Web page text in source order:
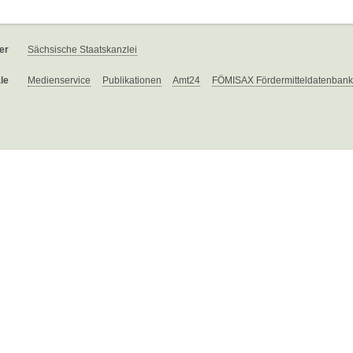
Sächsische Staatskanzlei
Medienservice Publikationen Amt24 FÖMISAX Fördermitteldatenbank